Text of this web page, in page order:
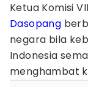
Ketua Komisi
Dasopang
negara bila
Indonesia
menghambat